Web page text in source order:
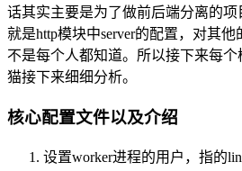
话其实主要是为了做前后端分离的
就是http模块中server的配置，对其
不是每个人都知道。所以接下来每
猫接下来细细分析。
核心配置文件以及介绍
设置worker进程的用户，指的